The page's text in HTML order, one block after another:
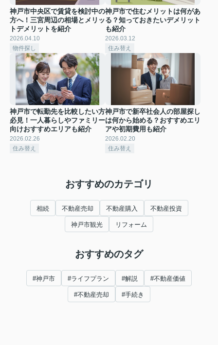
神戸市中央区で賃貸を検討中の
方へ！三宮周辺の相場とメリッ
トデメリットを紹介
2026.04.10
物件探し
神戸市で住むメリットは何があ
る？知っておきたいデメリット
も紹介
2026.03.12
住み替え
神戸市で転勤先を比較したい方
必見！一人暮らしやファミリー
向けおすすめエリアも紹介
2026.02.26
住み替え
神戸市で新卒社会人の部屋探し
は何から始める？おすすめエリ
アや初期費用も紹介
2026.02.20
住み替え
おすすめのカテゴリ
相続 不動産売却 不動産購入 不動産投資
神戸市観光 リフォーム
おすすめのタグ
#神戸市 #ライフプラン #解説 #不動産価値
#不動産売却 #手続き